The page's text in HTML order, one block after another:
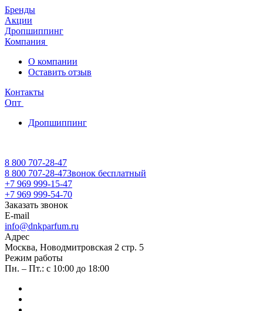
Бренды
Акции
Дропшиппинг
Компания
О компании
Оставить отзыв
Контакты
Опт
Дропшиппинг
8 800 707-28-47
8 800 707-28-47Звонок бесплатный
+7 969 999-15-47
+7 969 999-54-70
Заказать звонок
E-mail
info@dnkparfum.ru
Адрес
Москва, Новодмитровская 2 стр. 5
Режим работы
Пн. – Пт.: с 10:00 до 18:00